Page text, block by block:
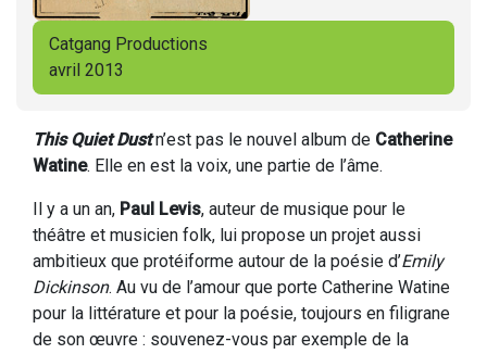
Catgang Productions
avril 2013
This Quiet Dustn’est pas le nouvel album de Catherine
Watine. Elle en est la voix, une partie de l’âme.
Il y a un an, Paul Levis, auteur de musique pour le
théâtre et musicien folk, lui propose un projet aussi
ambitieux que protéiforme autour de la poésie d’Emily
Dickinson. Au vu de l’amour que porte Catherine Watine
pour la littérature et pour la poésie, toujours en filigrane
de son œuvre : souvenez-vous par exemple de la